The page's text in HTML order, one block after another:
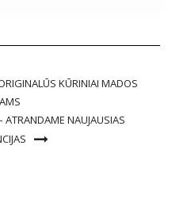
KŪRINIAI MADOS
ATRANDAME NAUJAUSIAS